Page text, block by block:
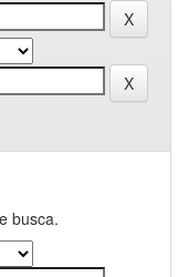
busca.